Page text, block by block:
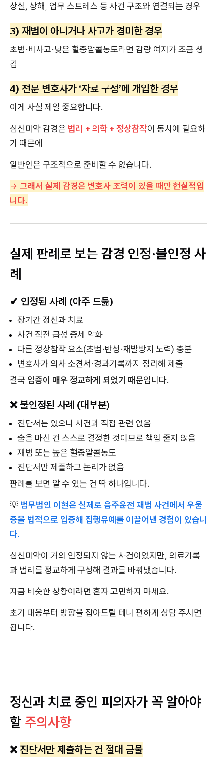
상실, 상해, 업무 스트레스 등 사건 구조와 연결되는 경우
3) 재범이 아니거나 사고가 경미한 경우
초범·비사고·낮은 혈중알콜농도라면 감량 여지가 조금 생
김
4) 전문 변호사가 ‘자료 구성’에 개입한 경우
이게 사실 제일 중요합니다.
심신미약 감경은 법리 + 의학 + 정상참작이 동시에 필요하
기 때문에
일반인은 구조적으로 준비할 수 없습니다.
→ 그래서 실제 감경은 변호사 조력이 있을 때만 현실적입
니다.
실제 판례로 보는 감경 인정·불인정 사
례
✔ 인정된 사례 (아주 드묾)
장기간 정신과 치료
사건 직전 급성 증세 악화
다른 정상참작 요소(초범·반성·재발방지 노력) 충분
변호사가 의사 소견서·경과기록까지 정리해 제출
결국 입증이 매우 정교하게 되었기 때문입니다.
❌ 불인정된 사례 (대부분)
진단서는 있으나 사건과 직접 관련 없음
술을 마신 건 스스로 결정한 것이므로 책임 줄지 않음
재범 또는 높은 혈중알콜농도
진단서만 제출하고 논리가 없음
판례를 보면 알 수 있는 건 딱 하나입니다.
💡 법무법인 이현은 실제로 음주운전 재범 사건에서 우울
증을 법적으로 입증해 집행유예를 이끌어낸 경험이 있습니
다.
심신미약이 거의 인정되지 않는 사건이었지만, 의료기록
과 법리를 정교하게 구성해 결과를 바꿔냈습니다.
지금 비슷한 상황이라면 혼자 고민하지 마세요.
초기 대응부터 방향을 잡아드릴 테니 편하게 상담 주시면
됩니다.
정신과 치료 중인 피의자가 꼭 알아야
할 주의사항
❌진단서만 제출하는 건 절대 금물